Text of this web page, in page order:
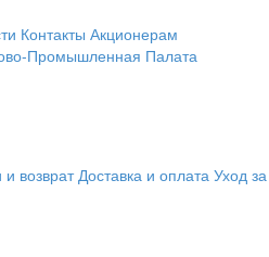
Контакты Акционерам
Промышленная Палата
и возврат Доставка и оплата Уход за